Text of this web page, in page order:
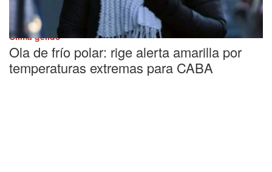
Clima gélido
Ola de frío polar: rige alerta amarilla por
temperaturas extremas para CABA